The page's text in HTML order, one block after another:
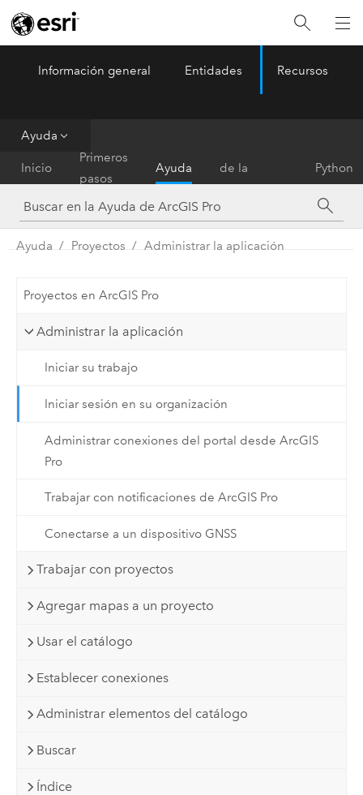
ArcGIS Pro Menu
Información general Entidades Recursos
Ayuda
Inicio
Primeros
pasos
Ayuda
de la
herramienta
Python
Ayuda Proyectos Administrar la aplicación
Proyectos en ArcGIS Pro
Administrar la aplicación
Iniciar su trabajo
Iniciar sesión en su organización
Administrar conexiones del portal desde ArcGIS
Pro
Trabajar con notificaciones de ArcGIS Pro
Conectarse a un dispositivo GNSS
Trabajar con proyectos
Agregar mapas a un proyecto
Usar el catálogo
Establecer conexiones
Administrar elementos del catálogo
Buscar
Índice